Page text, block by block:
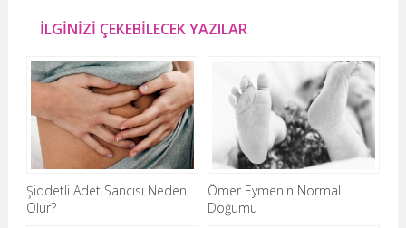
İLGİNİZİ ÇEKEBİLECEK YAZILAR
Şiddetli Adet Sancısı Neden
Olur?
Ömer Eymenin Normal
Doğumu